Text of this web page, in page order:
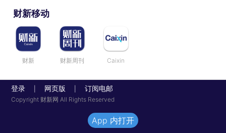
财新移动
财新 财新周刊 Caixin
登录 网页版 订阅电邮
Copyright 财新网 All Rights Reserved
App 内打开